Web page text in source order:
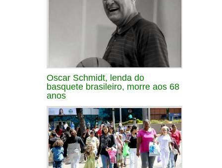
Oscar Schmidt, lenda do
basquete brasileiro, morre aos 68
anos